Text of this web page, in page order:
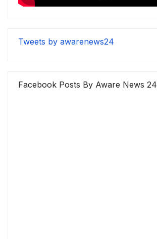
Tweets by awarenews24
Facebook Posts By Aware News 24